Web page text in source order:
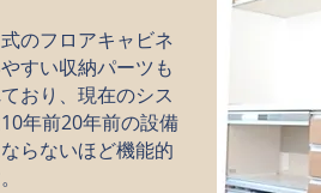
のフロアキャビネ
すい収納パーツも
おり、現在のシス
年前20年前の設備
らないほど機能的